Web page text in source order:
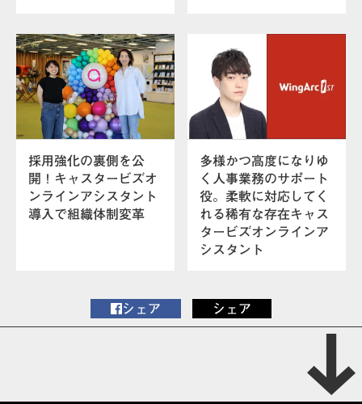
採用強化の裏側を公
開！キャスタービズオ
ンラインアシスタント
導入で組織体制変革
多様かつ高度になりゆ
く人事業務のサポート
役。柔軟に対応してく
れる稀有な存在キャス
タービズオンラインア
シスタント
シェア シェア